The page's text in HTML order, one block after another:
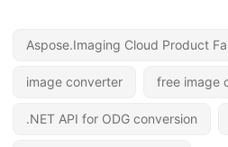
Aspose.Imaging Cloud Product
image converter free image
.NET API for ODG conversion